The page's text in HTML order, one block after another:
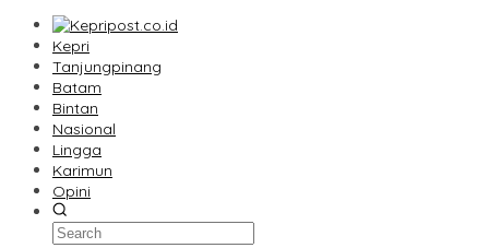
Kepri
Tanjungpinang
Batam
Bintan
Nasional
Lingga
Karimun
Opini